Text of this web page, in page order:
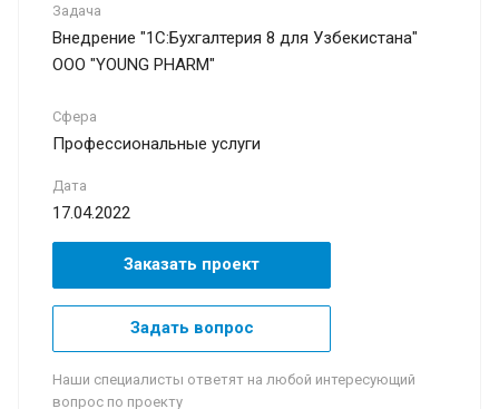
Задача
Внедрение "1С:Бухгалтерия 8 для Узбекистана"
OOO "YOUNG PHARM"
Сфера
Профессиональные услуги
Дата
17.04.2022
Заказать проект
Задать вопрос
Наши специалисты ответят на любой интересующий
вопрос по проекту